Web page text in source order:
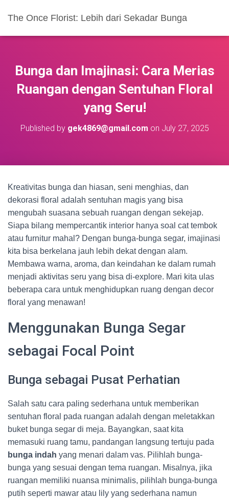
The Once Florist: Lebih dari Sekadar Bunga
Bunga dan Imajinasi: Cara Merias
Ruangan dengan Sentuhan Floral
yang Seru!
Published by gek4869@gmail.com on July 27, 2025
Kreativitas bunga dan hiasan, seni menghias, dan
dekorasi floral adalah sentuhan magis yang bisa
mengubah suasana sebuah ruangan dengan sekejap.
Siapa bilang mempercantik interior hanya soal cat tembok
atau furnitur mahal? Dengan bunga-bunga segar, imajinasi
kita bisa berkelana jauh lebih dekat dengan alam.
Membawa warna, aroma, dan keindahan ke dalam rumah
menjadi aktivitas seru yang bisa di-explore. Mari kita ulas
beberapa cara untuk menghidupkan ruang dengan decor
floral yang menawan!
Menggunakan Bunga Segar
sebagai Focal Point
Bunga sebagai Pusat Perhatian
Salah satu cara paling sederhana untuk memberikan
sentuhan floral pada ruangan adalah dengan meletakkan
buket bunga segar di meja. Bayangkan, saat kita
memasuki ruang tamu, pandangan langsung tertuju pada
bunga indah yang menari dalam vas. Pilihlah bunga-
bunga yang sesuai dengan tema ruangan. Misalnya, jika
ruangan memiliki nuansa minimalis, pilihlah bunga-bunga
putih seperti mawar atau lily yang sederhana namun